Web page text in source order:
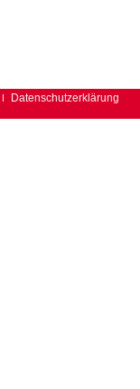
Datenschutzerklärung